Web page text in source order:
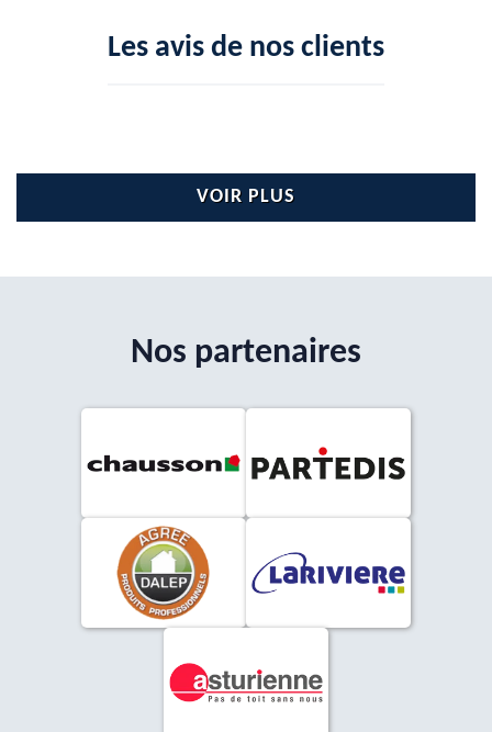
Les avis de nos clients
VOIR PLUS
Nos partenaires